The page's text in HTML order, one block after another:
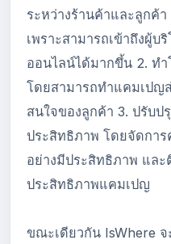
ระหว่างร้านค้าและลูกค้
เพราะสามารถเข้าถึงผู้
ออนไลน์ได้มากขึ้น 2. ท
โดยสามารถทำแคมเปญ
สนใจของลูกค้า 3. ปรับป
ประสิทธิภาพ โดยจัดกา
อย่างมีประสิทธิภาพ แล
ประสิทธิภาพแคมเปญ
ขณะเดียวกัน IsWhere